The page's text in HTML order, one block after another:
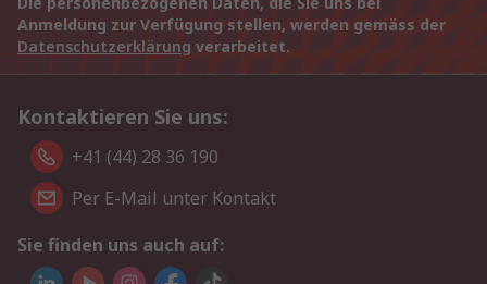
Anmeldung zur Verfügung stellen, werden gemäss der
Datenschutzerklärung verarbeitet.
Kontaktieren Sie uns:
+41 (44) 28 36 190
Per E-Mail unter Kontakt
Sie finden uns auch auf: